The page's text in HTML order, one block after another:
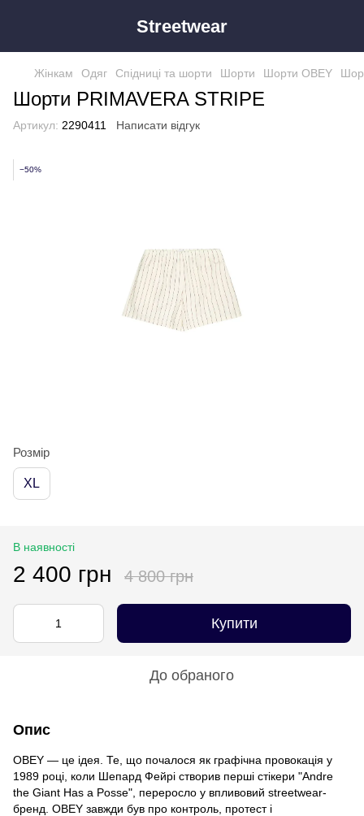
Streetwear
Жінкам Одяг Спідниці та шорти Шорти Шорти OBEY
Шорти PRIMAVERA STRIPE
Артикул: 2290411 Написати відгук
−50%
Розмір
XL
В наявності
2 400 грн 4 800 грн
Купити
До обраного
Опис
OBEY — це ідея. Те, що почалося як графічна провокація у
1989 році, коли Шепард Фейрі створив перші стікери "Andre
the Giant Has a Posse", переросло у впливовий streetwear-
бренд. OBEY завжди був про контроль, протест і